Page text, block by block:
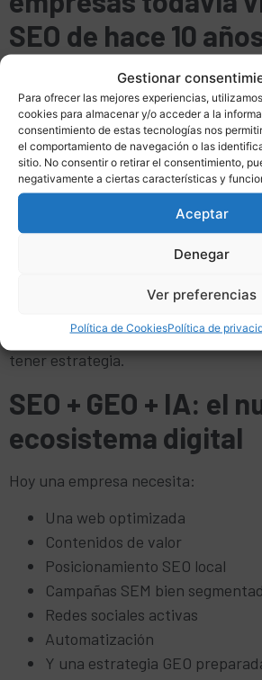
Gestionar
Para ofrecer las mejores experiencias,
cookies para almacenar y/o acceder a la
consentimiento de estas tecnologías nos
el comportamiento de navegación o las
sitio. No consentir o retirar el consentimiento,
negativamente a ciertas características y
Aceptar
Denegar
Ver preferencias
Política de CookiesPolítica de
SEO de hace 10
Muchas pymes todavía creen que
digital es:
Publicar algo en redes “cuando
Tener una web antigua
O invertir ocasionalmente en
Mientras tanto, el mercado ya está
búsquedas conversacionales e
Y quien no se adapte ahora
Porque no basta con tener
tener estrategia.
SEO + GEO + IA: el
ecosistema digital
Hoy una empresa necesita:
Una web optimizada
Contenidos de valor
Posicionamiento SEO local
Campañas SEM bien
Redes sociales activas
Automatización
Y una estrategia GEO